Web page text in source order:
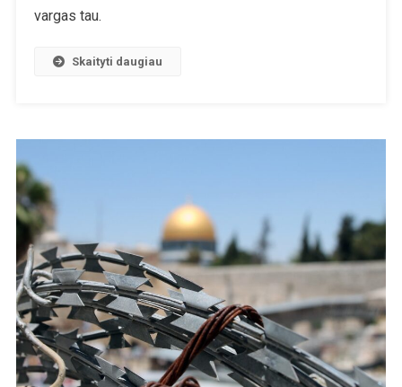
vargas tau.
Skaityti daugiau